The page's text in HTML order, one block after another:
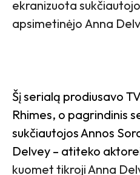
ekranizuota
apsimetinėjo Anna
Šį serialą prodiusavo
Rhimes, o pagrindinis
sukčiautojos Annos
Delvey – atiteko
kuomet tikroji Anna